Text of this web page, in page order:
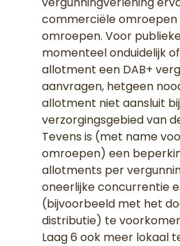
commerciële omroepen
omroepen. Voor
momenteel onduidelijk
allotment een DAB+
aanvragen, hetgeen
allotment niet aansluit
verzorgingsgebied van
Tevens is (met name
omroepen) een
allotments per
oneerlijke concurrentie
(bijvoorbeeld met het
distributie) te
Laag 6 ook meer lokaal